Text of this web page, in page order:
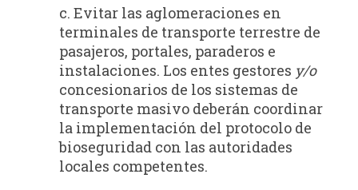
c. Evitar las aglomeraciones en
terminales de transporte terrestre de
pasajeros, portales, paraderos e
instalaciones. Los entes gestores y/o
concesionarios de los sistemas de
transporte masivo deberán coordinar
la implementación del protocolo de
bioseguridad con las autoridades
locales competentes.